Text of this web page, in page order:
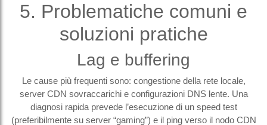
5. Problematiche comuni e
soluzioni pratiche
Lag e buffering
Le cause più frequenti sono: congestione della rete locale,
server CDN sovraccarichi e configurazioni DNS lente. Una
diagnosi rapida prevede l’esecuzione di un speed test
(preferibilmente su server “gaming”) e il ping verso il nodo CDN